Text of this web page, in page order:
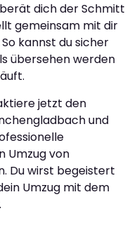
dich der Schmitt
gemeinsam mit dir
kannst du sicher
übersehen werden
jetzt den
und
Umzug von
Du wirst begeistert
Umzug mit dem